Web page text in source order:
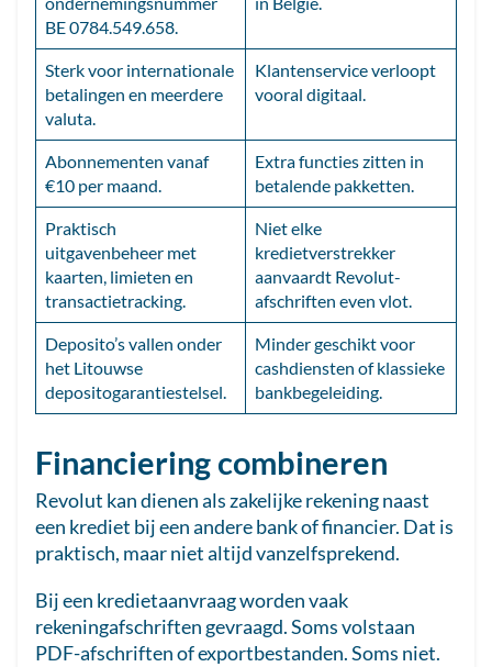
BE 0784.549.658.
Sterk voor internationale
betalingen en meerdere
valuta.
Klantenservice verloopt
vooral digitaal.
Abonnementen vanaf
€10 per maand.
Extra functies zitten in
betalende pakketten.
Praktisch
uitgavenbeheer met
kaarten, limieten en
transactietracking.
Niet elke
kredietverstrekker
aanvaardt Revolut-
afschriften even vlot.
Deposito’s vallen onder
het Litouwse
depositogarantiestelsel.
Minder geschikt voor
cashdiensten of klassieke
bankbegeleiding.
Financiering combineren
Revolut kan dienen als zakelijke rekening naast
een krediet bij een andere bank of financier. Dat is
praktisch, maar niet altijd vanzelfsprekend.
Bij een kredietaanvraag worden vaak
rekeningafschriften gevraagd. Soms volstaan
PDF-afschriften of exportbestanden. Soms niet.